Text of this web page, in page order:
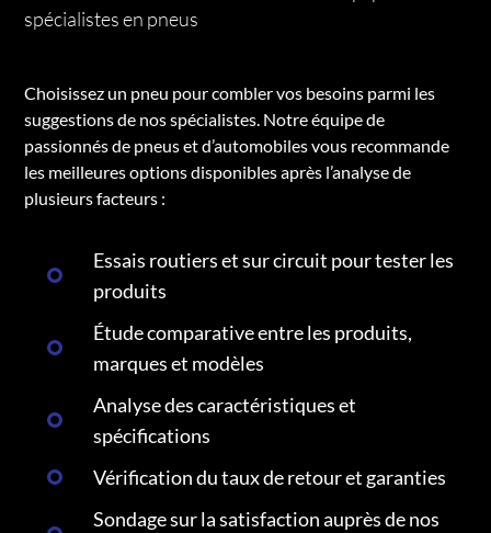
spécialistes en pneus
Choisissez un pneu pour combler vos besoins parmi les
suggestions de nos spécialistes. Notre équipe de
passionnés de pneus et d’automobiles vous recommande
les meilleures options disponibles après l’analyse de
plusieurs facteurs :
Essais routiers et sur circuit pour tester les
produits
Étude comparative entre les produits,
marques et modèles
Analyse des caractéristiques et
spécifications
Vérification du taux de retour et garanties
Sondage sur la satisfaction auprès de nos